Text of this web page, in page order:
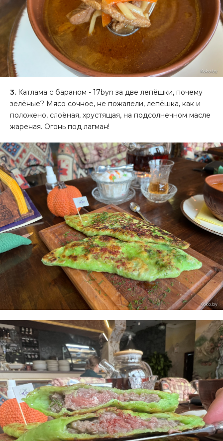
3. Катлама с бараном - 17byn за две лепёшки, почему
зелёные? Мясо сочное, не пожалели, лепёшка, как и
положено, слоёная, хрустящая, на подсолнечном масле
жареная. Огонь под лагман!